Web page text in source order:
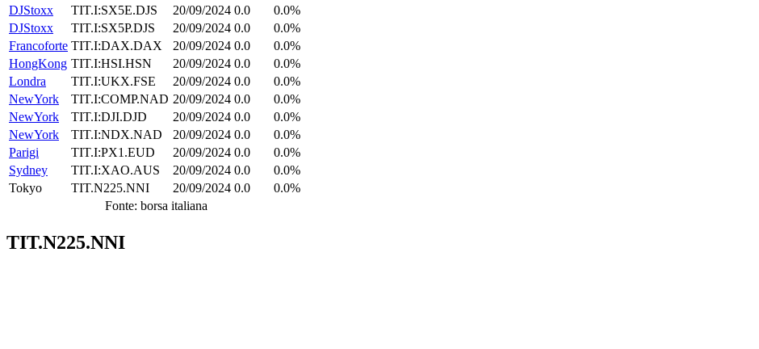
DJStoxx
TIT.I:SX5E.DJS 20/09/2024 0.0
0.0%
DJStoxx
TIT.I:SX5P.DJS 20/09/2024 0.0
0.0%
Francoforte TIT.I:DAX.DAX 20/09/2024 0.0
0.0%
HongKong TIT.I:HSI.HSN 20/09/2024 0.0
0.0%
Londra
TIT.I:UKX.FSE 20/09/2024 0.0
0.0%
NewYork
TIT.I:COMP.NAD 20/09/2024 0.0
0.0%
NewYork
TIT.I:DJI.DJD 20/09/2024 0.0
0.0%
NewYork
TIT.I:NDX.NAD 20/09/2024 0.0
0.0%
Parigi
TIT.I:PX1.EUD 20/09/2024 0.0
0.0%
Sydney
TIT.I:XAO.AUS 20/09/2024 0.0
0.0%
Tokyo
TIT.N225.NNI 20/09/2024 0.0
0.0%
Fonte: borsa italiana
TIT.N225.NNI